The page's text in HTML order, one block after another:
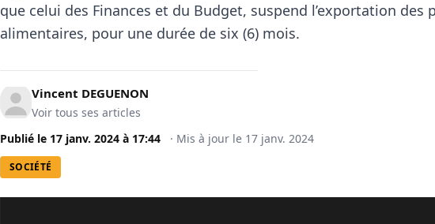
que celui des Finances et du Budget, suspend l’exportation des
alimentaires, pour une durée de six (6) mois.
Vincent DEGUENON
Voir tous ses articles
Publié le 17 janv. 2024 à 17:44 · Mis à jour le 17 janv. 2024
SOCIÉTÉ